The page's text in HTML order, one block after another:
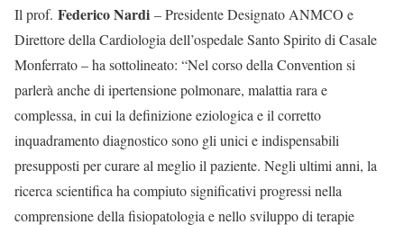
Il prof. Federico Nardi – Presidente Designato ANMCO e
Direttore della Cardiologia dell’ospedale Santo Spirito di Casale
Monferrato – ha sottolineato: “Nel corso della Convention si
parlerà anche di ipertensione polmonare, malattia rara e
complessa, in cui la definizione eziologica e il corretto
inquadramento diagnostico sono gli unici e indispensabili
presupposti per curare al meglio il paziente. Negli ultimi anni, la
ricerca scientifica ha compiuto significativi progressi nella
comprensione della fisiopatologia e nello sviluppo di terapie